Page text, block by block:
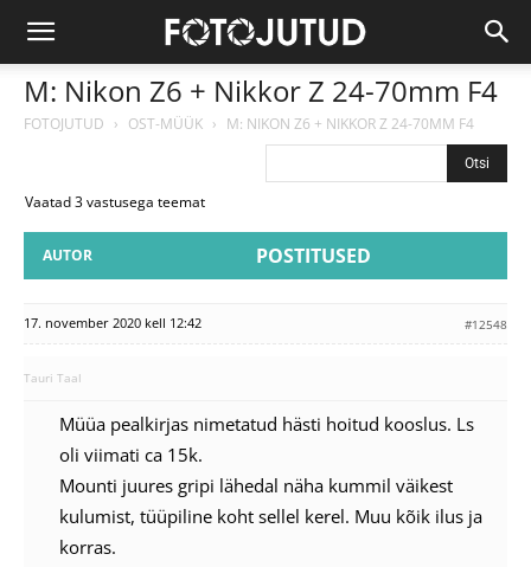
M: Nikon Z6 + Nikkor Z 24-70mm F4
FOTOJUTUD › OST-MÜÜK › M: NIKON Z6 + NIKKOR Z 24-70MM F4
Vaatad 3 vastusega teemat
AUTOR POSTITUSED
17. november 2020 kell 12:42 #12548
Tauri Taal
Müüa pealkirjas nimetatud hästi hoitud kooslus. Ls
oli viimati ca 15k.
Mounti juures gripi lähedal näha kummil väikest
kulumist, tüüpiline koht sellel kerel. Muu kõik ilus ja
korras.